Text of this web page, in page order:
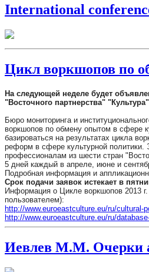
International
Цикл воркшопов по
На следующей неделе будет
"Восточного партнерства"
Бюро мониторинга и
воркшопов по обмену опытом в сфере
базироваться на результатах цикла
реформ в сфере культурной политики.
профессионалам из шести стран
5 дней каждый в апреле, июне и
Подробная информация и
Срок подачи заявок истекает в
Информация о Цикле воркшопов 2013
пользователем):
http://www.euroeastculture.eu/ru/cultural-
http://www.euroeastculture.eu/ru/
Иевлев М.М. Очерки